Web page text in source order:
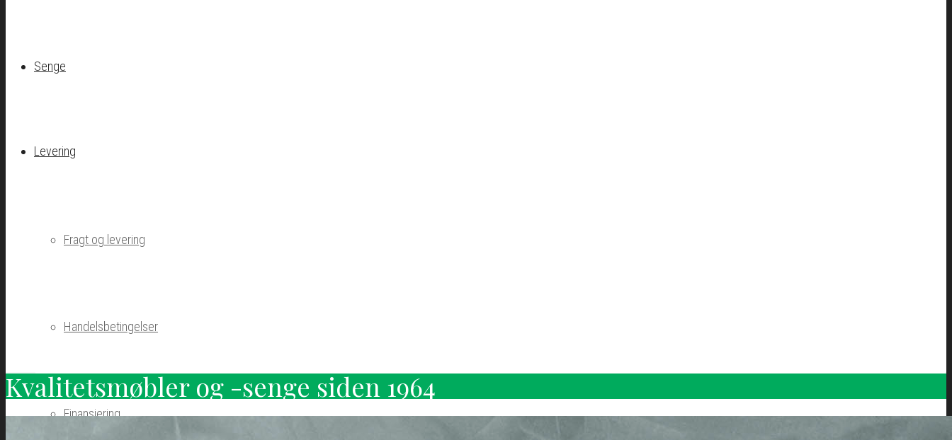
Senge
Levering
Fragt og levering
Handelsbetingelser
Finansiering
Kvalitetsmøbler og -senge siden 1964